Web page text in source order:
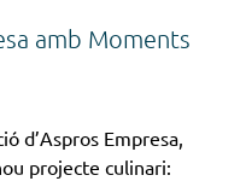
amb Moments
d’Aspros Empresa,
projecte culinari: